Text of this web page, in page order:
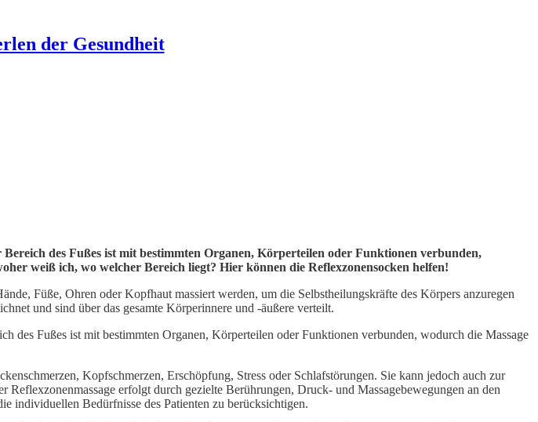
der Gesundheit
des Fußes ist mit bestimmten Organen, Körperteilen oder Funktionen verbunden,
weiß ich, wo welcher Bereich liegt? Hier können die Reflexzonensocken helfen!
Füße, Ohren oder Kopfhaut massiert werden, um die Selbstheilungskräfte des Körpers anzuregen
und sind über das gesamte Körperinnere und -äußere verteilt.
des Fußes ist mit bestimmten Organen, Körperteilen oder Funktionen verbunden, wodurch die Massage
Kopfschmerzen, Erschöpfung, Stress oder Schlafstörungen. Sie kann jedoch auch zur
erfolgt durch gezielte Berührungen, Druck- und Massagebewegungen an den
individuellen Bedürfnisse des Patienten zu berücksichtigen.